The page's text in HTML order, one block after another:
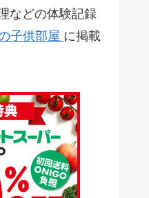
などの体験記録
子供部屋 に掲載